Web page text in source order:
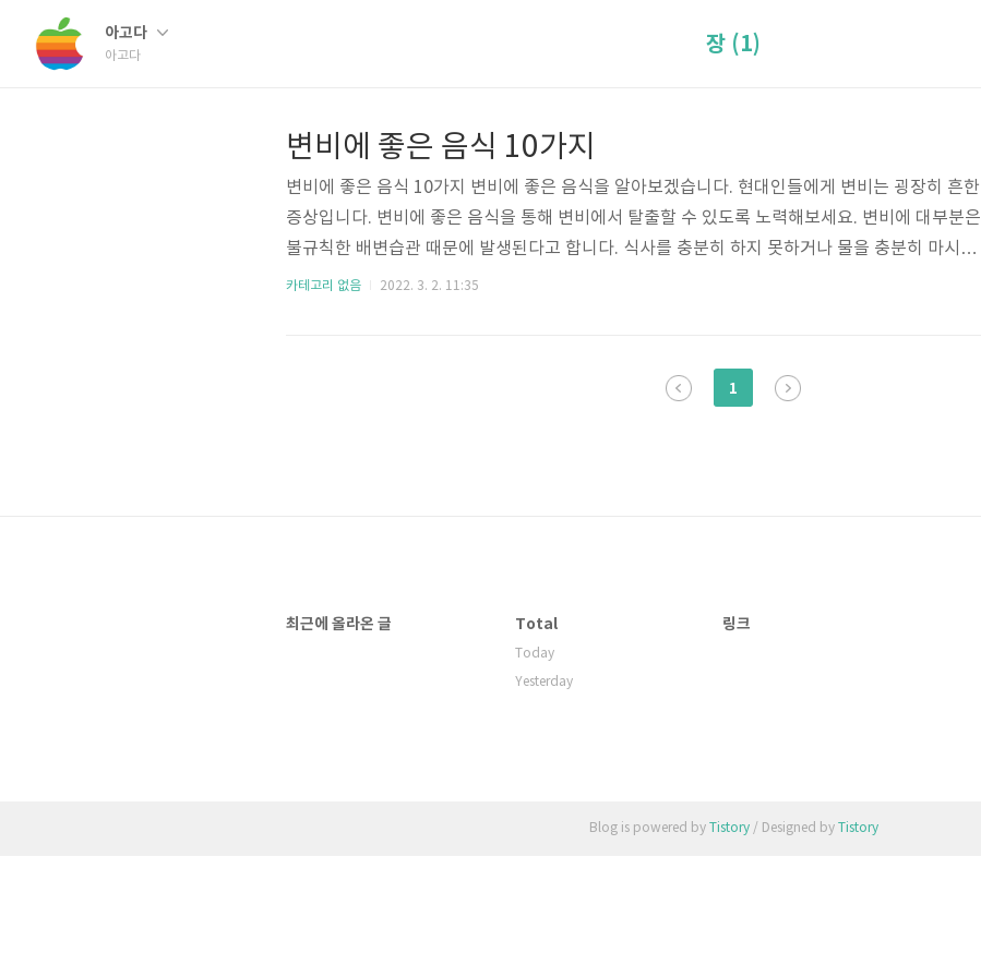
아고다
아고다 장 (1)
변비에 좋은 음식 10가지
변비에 좋은 음식 10가지 변비에 좋은 음식을 알아보겠습니다. 현대인들에게 변비는 굉장히 흔한
증상입니다. 변비에 좋은 음식을 통해 변비에서 탈출할 수 있도록 노력해보세요. 변비에 대부분은
불규칙한 배변습관 때문에 발생된다고 합니다. 식사를 충분히 하지 못하거나 물을 충분히 마시지
않고 배변 습관이 불규칙해지면 변비가 언제든 생길 수 있습니다. 또한 나이, 운동부족이나 환경변
을 섭취해주면서 만성 변비에 시달리는 분들이 조금이나마 변비에서 탈출할 수 있는데 도움이 되
었으면 좋겠습니다. 아래에서 변비에 좋은 음식들을 자세히 ..
카테고리 없음 2022. 3. 2. 11:35
1
최근에 올라온 글 Total
Today
Yesterday
링크
Blog is powered by Tistory/ Designed by Tistory